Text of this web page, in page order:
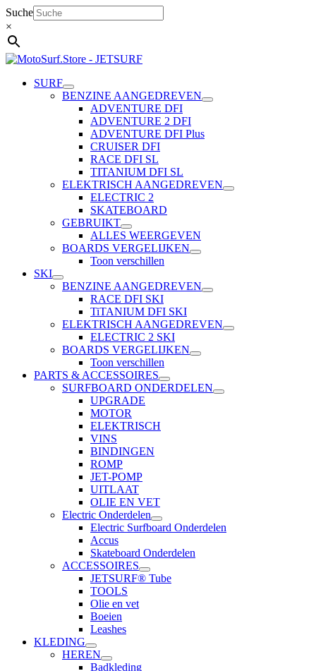
Ga
naar
de
inhoud
Suche
×
SURF
BENZINE AANGEDREVEN
ADVENTURE DFI
ADVENTURE 2 DFI
ADVENTURE DFI Plus
CRUISER DFI
RACE DFI SL
TITANIUM DFI SL
ELEKTRISCH AANGEDREVEN
ELECTRIC 2
SKATEBOARD
GEBRUIKT
ALLES WEERGEVEN
BOARDS VERGELIJKEN
Toon verschillen
SKI
BENZINE AANGEDREVEN
RACE DFI SKI
TiTANIUM DFI SKI
ELEKTRISCH AANGEDREVEN
ELECTRIC 2 SKI
BOARDS VERGELIJKEN
Toon verschillen
PARTS & ACCESSOIRES
SURFBOARD ONDERDELEN
UPGRADE
MOTOR
ELEKTRISCH
VINS
BINDINGEN
ROMP
JET-POMP
UITLAAT
OLIE EN VET
Electric Onderdelen
Electric Surfboard Onderdelen
Accus
Skateboard Onderdelen
ACCESSOIRES
JETSURF® Tube
TOOLS
Olie en vet
Boeien
Leashes
KLEDING
HEREN
Badkleding